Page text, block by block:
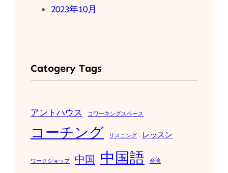
2023年10月
Catogery Tags
アントハウス コワーキングスペース
コーチング リスニング レッスン
ワークショップ 中国 中国語 台湾